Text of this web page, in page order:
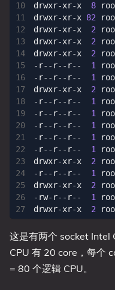
10
14
16
17
18
19
20
24
26
27
drwxr-xr-x 8
drwxr-xr-x 82
drwxr-xr-x 2
drwxr-xr-x 2
drwxr-xr-x 2
-r--r--r-- 1
-r--r--r-- 1
drwxr-xr-x 2
-r--r--r-- 1
-r--r--r-- 1
-r--r--r-- 1
-r--r--r-- 1
-r--r--r-- 1
drwxr-xr-x 2
-r--r--r-- 1
drwxr-xr-x 2
-rw-r--r-- 1
drwxr-xr-x 2
这是有两个 socket Intel
CPU 有 20 core，每个
= 80 个逻辑 CPU。